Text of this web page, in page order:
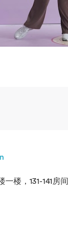
楼，131-141房间